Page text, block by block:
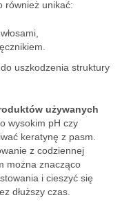
również unikać:
uszkodzenia struktury
używanych
o wysokim pH czy
keratynę z pasm.
z codziennej
można znacząco
i cieszyć się
dłuższy czas.